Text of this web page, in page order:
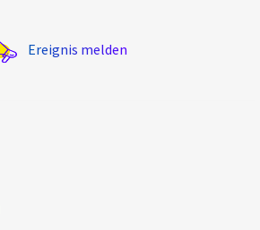
Ereignis melden